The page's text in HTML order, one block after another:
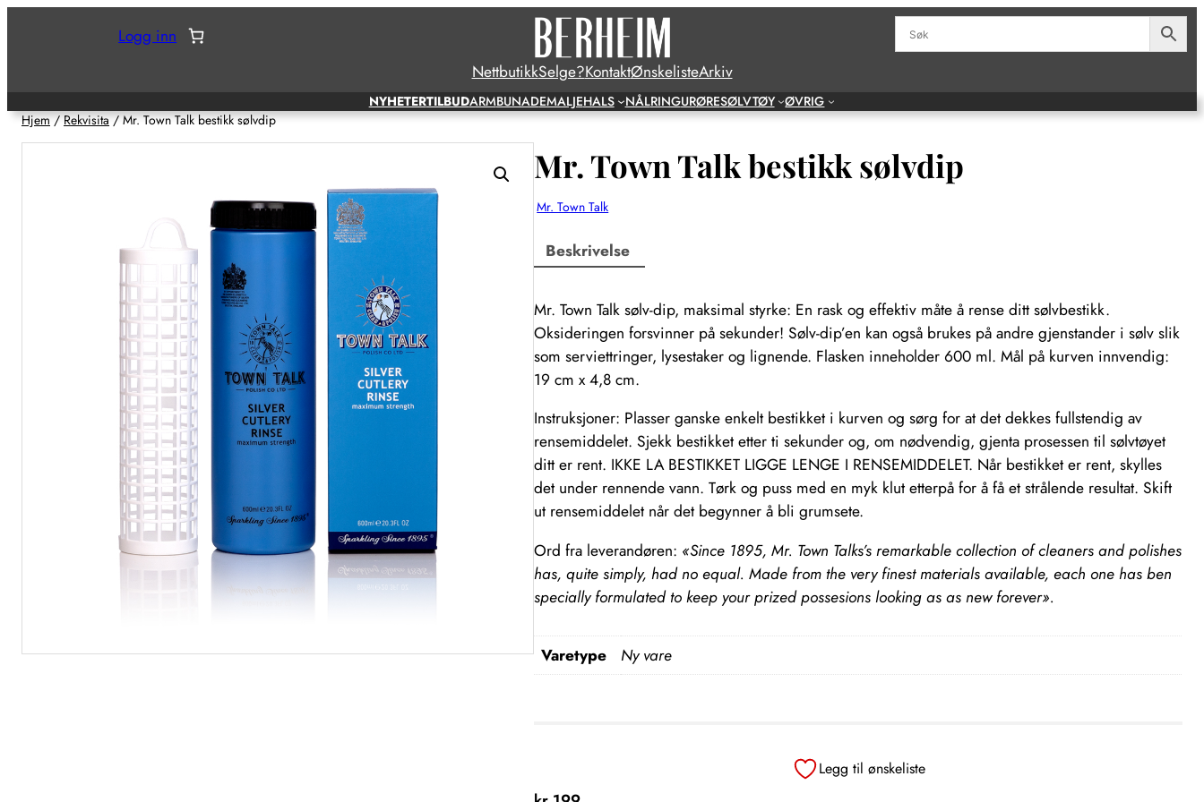
Logg inn
NettbutikkSelge?KontaktØnskelisteArkiv
NYHETERTILBUDARMBUNADEMALJEHALS NÅLRINGURØRESØLVTØY ØVRIG
Hjem/Rekvisita/ Mr. Town Talk bestikk sølvdip
Mr. Town Talk bestikk sølvdip
Mr. Town Talk
Beskrivelse
Mr. Town Talk sølv-dip, maksimal styrke: En rask og effektiv måte å rense ditt sølvbestikk.
Oksideringen forsvinner på sekunder! Sølv-dip’en kan også brukes på andre gjenstander i sølv slik
som serviettringer, lysestaker og lignende. Flasken inneholder 600 ml. Mål på kurven innvendig:
19 cm x 4,8 cm.
Instruksjoner: Plasser ganske enkelt bestikket i kurven og sørg for at det dekkes fullstendig av
rensemiddelet. Sjekk bestikket etter ti sekunder og, om nødvendig, gjenta prosessen til sølvtøyet
ditt er rent. IKKE LA BESTIKKET LIGGE LENGE I RENSEMIDDELET. Når bestikket er rent, skylles
det under rennende vann. Tørk og puss med en myk klut etterpå for å få et strålende resultat. Skift
ut rensemiddelet når det begynner å bli grumsete.
Ord fra leverandøren: «Since 1895, Mr. Town Talks’s remarkable collection of cleaners and polishes
has, quite simply, had no equal. Made from the very finest materials available, each one has ben
specially formulated to keep your prized possesions looking as as new forever».
Varetype Ny vare
Legg til ønskeliste